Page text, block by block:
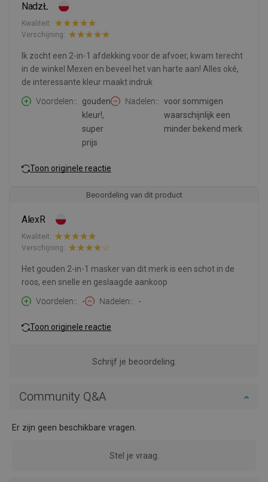
NadzŁ
Kwaliteit:
Verschijning:
Ik zocht een 2-in-1 afdekking voor de afvoer, kwam terecht
in de winkel Mexen en beveel het van harte aan! Alles oké,
de interessante kleur maakt indruk
Voordelen:
gouden
kleur!,
super
prijs
Nadelen:
voor sommigen
waarschijnlijk een
minder bekend merk
Toon originele reactie
Beoordeling van dit product
AlexR
Kwaliteit:
Verschijning:
Het gouden 2-in-1 masker van dit merk is een schot in de
roos, een snelle en geslaagde aankoop
Voordelen:
- Nadelen: -
Toon originele reactie
Schrijf je beoordeling.
Community Q&A
Er zijn geen beschikbare vragen.
Stel je vraag.